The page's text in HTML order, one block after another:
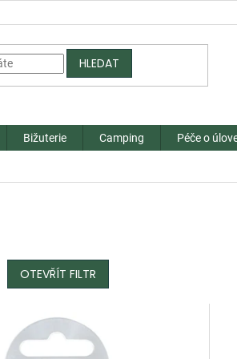
HLEDAT
Bižuterie Camping Péče o
OTEVŘÍT FILTR